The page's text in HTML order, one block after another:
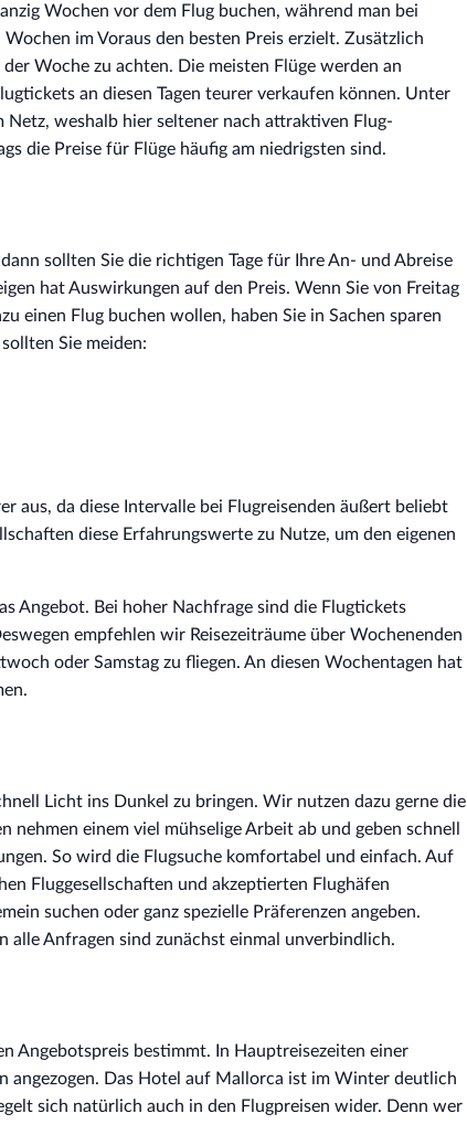
Wochen vor dem Flug buchen, während man bei
im Voraus den besten Preis erzielt. Zusätzlich
Woche zu achten. Die meisten Flüge werden an
an diesen Tagen teurer verkaufen können. Unter
weshalb hier seltener nach attraktiven Flug-
die Preise für Flüge häufig am niedrigsten sind.
sollten Sie die richtigen Tage für Ihre An- und Abreise
hat Auswirkungen auf den Preis. Wenn Sie von Freitag
einen Flug buchen wollen, haben Sie in Sachen sparen
Sie meiden:
aus, da diese Intervalle bei Flugreisenden äußert beliebt
diese Erfahrungswerte zu Nutze, um den eigenen
Angebot. Bei hoher Nachfrage sind die Flugtickets
empfehlen wir Reisezeiträume über Wochenenden
oder Samstag zu fliegen. An diesen Wochentagen hat
Licht ins Dunkel zu bringen. Wir nutzen dazu gerne die
nehmen einem viel mühselige Arbeit ab und geben schnell
So wird die Flugsuche komfortabel und einfach. Auf
Fluggesellschaften und akzeptierten Flughäfen
suchen oder ganz spezielle Präferenzen angeben.
alle Anfragen sind zunächst einmal unverbindlich.
Angebotspreis bestimmt. In Hauptreisezeiten einer
angezogen. Das Hotel auf Mallorca ist im Winter deutlich
sich natürlich auch in den Flugpreisen wider. Denn wer